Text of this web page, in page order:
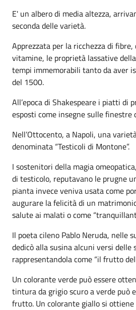
E' un albero di media altezza,
seconda delle varietà.
Apprezzata per la ricchezza di
vitamine, le proprietà lassative
tempi immemorabili tanto da aver
del 1500.
All’epoca di Shakespeare i piatti di
esposti come insegne sulle finestre
Nell’Ottocento, a Napoli, una
denominata “Testicoli di Montone”.
I sostenitori della magia
di testicolo, reputavano le prugne
pianta invece veniva usata come
augurare la felicità di un
salute ai malati o come
Il poeta cileno Pablo Neruda, nelle
dedicò alla susina alcuni versi delle
rappresentandola come “il frutto
Un colorante verde può essere
tintura da grigio scuro a verde può
frutto. Un colorante giallo si ottiene